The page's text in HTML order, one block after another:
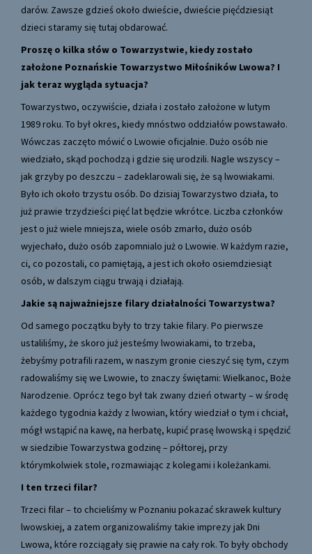
darów. Zawsze gdzieś około dwieście, dwieście pięćdziesiąt
dzieci staramy się tutaj obdarować.
Proszę o kilka słów o Towarzystwie, kiedy zostało
założone Poznańskie Towarzystwo Miłośników Lwowa? I
jak teraz wygląda sytuacja?
Towarzystwo, oczywiście, działa i zostało założone w lutym
1989 roku. To był okres, kiedy mnóstwo oddziałów powstawało.
Wówczas zaczęto mówić o Lwowie oficjalnie. Dużo osób nie
wiedziało, skąd pochodzą i gdzie się urodzili. Nagle wszyscy –
jak grzyby po deszczu – zadeklarowali się, że są lwowiakami.
Było ich około trzystu osób. Do dzisiaj Towarzystwo działa, to
już prawie trzydzieści pięć lat będzie wkrótce. Liczba członków
jest o już wiele mniejsza, wiele osób zmarło, dużo osób
wyjechało, dużo osób zapomnialo już o Lwowie. W każdym razie,
ci, co pozostali, co pamiętają, a jest ich około osiemdziesiąt
osób, w dalszym ciągu trwają i działają.
Jakie są najważniejsze filary działalności Towarzystwa?
Od samego początku były to trzy takie filary. Po pierwsze
ustaliliśmy, że skoro już jesteśmy lwowiakami, to trzeba,
żebyśmy potrafili razem, w naszym gronie cieszyć się tym, czym
radowaliśmy się we Lwowie, to znaczy świętami: Wielkanoc, Boże
Narodzenie. Oprócz tego był tak zwany dzień otwarty – w środę
każdego tygodnia każdy z lwowian, który wiedział o tym i chciał,
mógł wstąpić na kawę, na herbatę, kupić prasę lwowską i spędzić
w siedzibie Towarzystwa godzinę – półtorej, przy
którymkolwiek stole, rozmawiając z kolegami i koleżankami.
I ten trzeci filar?
Trzeci filar – to chcieliśmy w Poznaniu pokazać skrawek kultury
lwowskiej, a zatem organizowaliśmy takie imprezy jak Dni
Lwowa, które rozciągały się prawie na cały rok. To były obchody